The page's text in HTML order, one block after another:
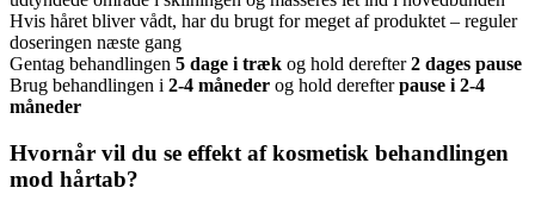
Hvis håret bliver vådt, har du brugt for meget af produktet – reguler
doseringen næste gang
Gentag behandlingen 5 dage i træk og hold derefter2 dages pause
Brug behandlingen i 2-4 måneder og hold derefterpause i 2-4
måneder
Hvornår vil du se effekt af kosmetisk behandlingen
mod hårtab?